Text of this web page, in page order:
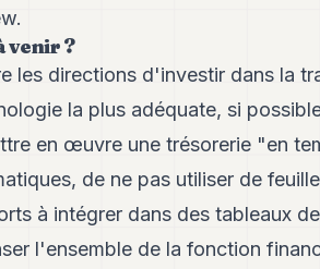
venir ?
les directions d'investir dans la
la plus adéquate, si
en œuvre une trésorerie "en
de ne pas utiliser de
à intégrer dans des tableaux
l'ensemble de la fonction